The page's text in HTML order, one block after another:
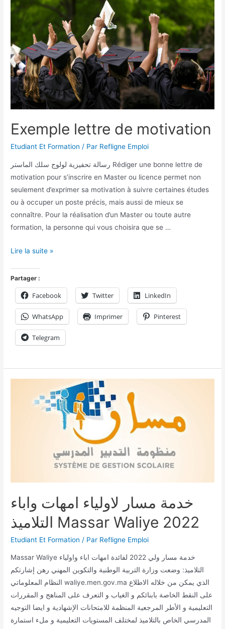
Exemple lettre de motivation
Etudiant Et Formation / Par Refligne Emploi
رسالة تحفيزية لولوج سلك الماستر Rédiger une bonne lettre de
motivation pour s’inscrire en Master ou licence permet non
seulement d’exprimer sa motivation à suivre certaines études
ou à occuper un poste précis, mais aussi de mieux se
connaître. Pour la réalisation d’un Master ou toute autre
formation, la personne qui vous choisira que se …
Lire la suite »
Partager :
Facebook Twitter LinkedIn
WhatsApp Imprimer Pinterest
Telegram
خدمة مسار لاولياء امهات واباء
التلاميذ Massar Waliye 2022
Etudiant Et Formation / Par Refligne Emploi
Massar Waliye خدمة مسار ولي 2022 لفائدة امهات اباء واولياء
التلاميذ: وضعت وزارة التربية الوطنية والتكوين المهني رهن إشارتكم
النظام المعلوماتي waliye.men.gov.ma الذي يمكن من خلاله الاطلاع
على النقط الخاصة بابنائكم و الغياب و التعرف على المناهج و المقررات
التعليمية و الأطر المرجعية المنظمة للامتحانات الإشهادية و ايضا التوجيه
المدرسي الخاص بالتلاميذ لمختلف المستويات التعليمية و ملء استمارة